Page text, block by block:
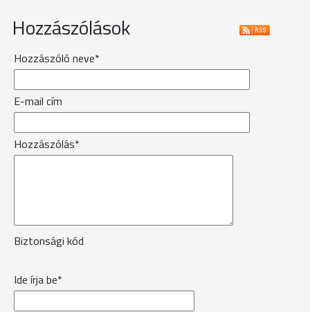
Hozzászólások
Hozzászóló neve*
E-mail cím
Hozzászólás*
Biztonsági kód
Ide írja be*